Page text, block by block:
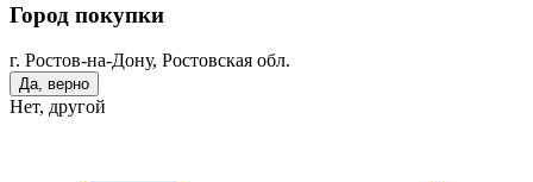
Город покупки
г. Ростов-на-Дону, Ростовская обл.
Да, верно
Нет, другой